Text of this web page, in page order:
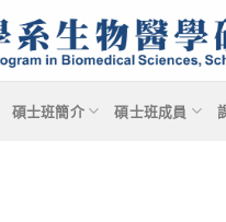
碩士班簡介 碩士班成員